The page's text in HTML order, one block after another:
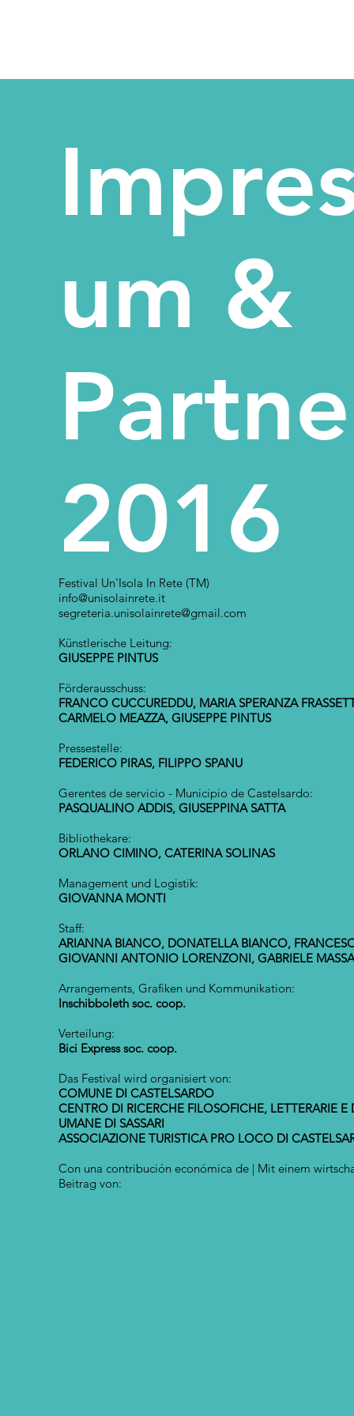
um &
2016
Festival Un'Isola In Rete (TM)
info@unisolainrete.it
segreteria.unisolainrete@gmail.com
Künstlerische Leitung:
GIUSEPPE PINTUS
Förderausschuss:
FRANCO CUCCUREDDU, MARIA SPERANZA
CARMELO MEAZZA, GIUSEPPE PINTUS
Pressestelle:
FEDERICO PIRAS, FILIPPO SPANU
Gerentes de servicio - Municipio de Castelsardo:
PASQUALINO ADDIS, GIUSEPPINA SATTA
Bibliothekare:
ORLANO CIMINO, CATERINA SOLINAS
Management und Logistik:
GIOVANNA MONTI
Staff:
ARIANNA BIANCO, DONATELLA BIANCO,
GIOVANNI ANTONIO LORENZONI, GABRIELE
Arrangements, Grafiken und Kommunikation:
Inschibboleth soc. coop.
Verteilung:
Bici Express soc. coop.
Das Festival wird organisiert von:
COMUNE DI CASTELSARDO
CENTRO DI RICERCHE FILOSOFICHE, LETTERARIE E
UMANE DI SASSARI
ASSOCIAZIONE TURISTICA PRO LOCO DI
Con una contribución económica de | Mit einem
Beitrag von: